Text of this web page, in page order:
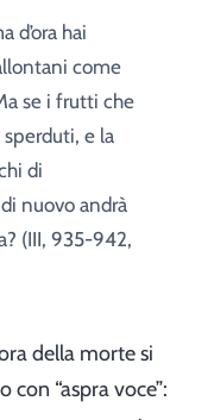
d’ora hai
come
se i frutti che
e la
di
nuovo andrà
(III, 935-942,
della morte si
“aspra voce”: